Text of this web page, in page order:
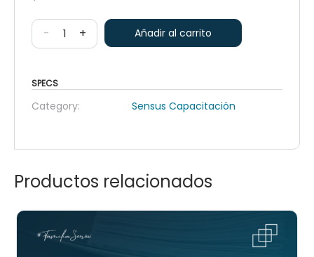
- + Añadir al carrito
SPECS
Category: Sensus Capacitación
Productos relacionados